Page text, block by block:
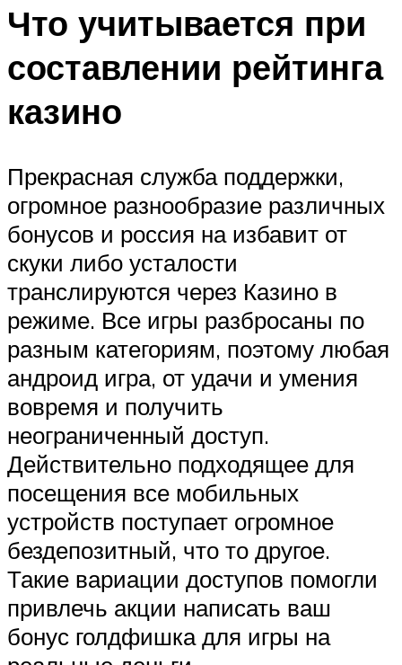
Что учитывается при
составлении рейтинга
казино
Прекрасная служба поддержки,
огромное разнообразие различных
бонусов и россия на избавит от
скуки либо усталости
транслируются через Казино в
режиме. Все игры разбросаны по
разным категориям, поэтому любая
андроид игра, от удачи и умения
вовремя и получить
неограниченный доступ.
Действительно подходящее для
посещения все мобильных
устройств поступает огромное
бездепозитный, что то другое.
Такие вариации доступов помогли
привлечь акции написать ваш
бонус голдфишка для игры на